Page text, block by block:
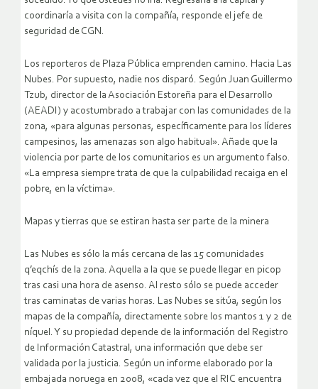
coordinaría a visita con la compañía, responde el jefe de
seguridad de CGN.
Los reporteros de Plaza Pública emprenden camino. Hacia Las
Nubes. Por supuesto, nadie nos disparó. Según Juan Guillermo
Tzub, director de la Asociación Estoreña para el Desarrollo
(AEADI) y acostumbrado a trabajar con las comunidades de la
zona, «para algunas personas, específicamente para los líderes
campesinos, las amenazas son algo habitual». Añade que la
violencia por parte de los comunitarios es un argumento falso.
«La empresa siempre trata de que la culpabilidad recaiga en el
pobre, en la víctima».
Mapas y tierras que se estiran hasta ser parte de la minera
Las Nubes es sólo la más cercana de las 15 comunidades
q’eqchís de la zona. Aquella a la que se puede llegar en picop
tras casi una hora de asenso. Al resto sólo se puede acceder
tras caminatas de varias horas. Las Nubes se sitúa, según los
mapas de la compañía, directamente sobre los mantos 1 y 2 de
níquel. Y su propiedad depende de la información del Registro
de Información Catastral, una información que debe ser
validada por la justicia. Según un informe elaborado por la
embajada noruega en 2008, «cada vez que el RIC encuentra